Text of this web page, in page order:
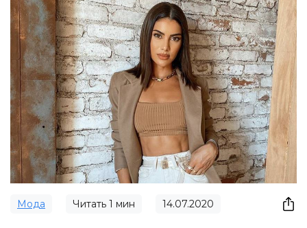
Мода Читать 1 мин 14.07.2020